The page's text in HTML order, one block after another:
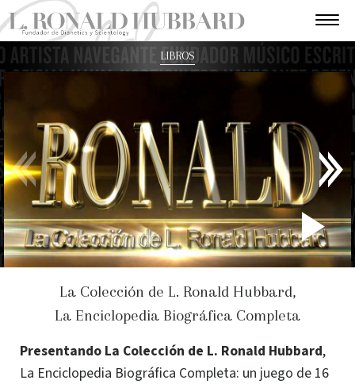
LIBROS
La Colección de L. Ronald Hubbard,
La Enciclopedia Biográfica Completa
Presentando La Colección de L. Ronald Hubbard,
La Enciclopedia Biográfica Completa: un juego de 16